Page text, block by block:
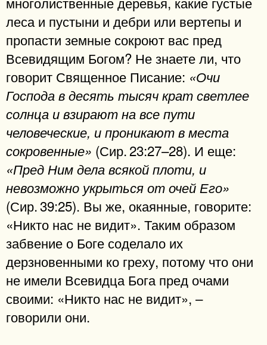
леса и пустыни и дебри или вертепы и
пропасти земные сокроют вас пред
Всевидящим Богом? Не знаете ли, что
говорит Священное Писание: «Очи
Господа в десять тысяч крат светлее
солнца и взирают на все пути
человеческие, и проникают в места
сокровенные» (Сир. 23:27–28). И еще:
«Пред Ним дела всякой плоти, и
невозможно укрыться от очей Его»
(Сир. 39:25). Вы же, окаянные, говорите:
«Никто нас не видит». Таким образом
забвение о Боге соделало их
дерзновенными ко греху, потому что они
не имели Всевидца Бога пред очами
своими: «Никто нас не видит», –
говорили они.